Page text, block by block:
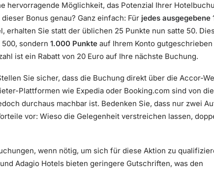
hervorragende Möglichkeit, das Potenzial Ihrer
Bonus genau? Ganz einfach: Für jedes ausgegebene
erhalten Sie statt der üblichen 25 Punkte nun satte 50.
sondern 1.000 Punkte auf Ihrem Konto gutgeschrieben
ist ein Rabatt von 20 Euro auf Ihre nächste Buchung.
Sie sicher, dass die Buchung direkt über die Accor-
Plattformen wie Expedia oder Booking.com sind von
durchaus machbar ist. Bedenken Sie, dass nur zwei
vor: Wieso die Gelegenheit verstreichen lassen,
wenn nötig, um sich für diese Aktion zu
Adagio Hotels bieten geringere Gutschriften, was den